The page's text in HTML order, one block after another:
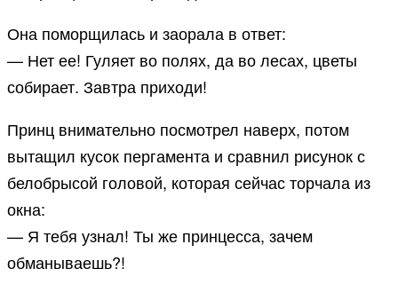
Она поморщилась и заорала в ответ:
— Нет ее! Гуляет во полях, да во лесах, цветы
собирает. Завтра приходи!
Принц внимательно посмотрел наверх, потом
вытащил кусок пергамента и сравнил рисунок с
белобрысой головой, которая сейчас торчала из
окна:
— Я тебя узнал! Ты же принцесса, зачем
обманываешь?!